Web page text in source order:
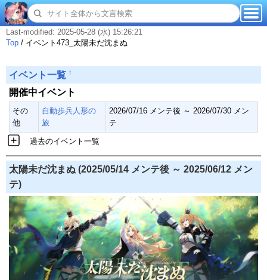
Last-modified: 2025-05-28 (水) 15:26:21
Top / イベント473_太陽未だ沈まぬ
イベント一覧 †
開催中イベント
その
他
自動歩兵人形の
旅
2026/07/16 メンテ後 ～ 2026/07/30 メン
テ
過去のイベント一覧
太陽未だ沈まぬ (2025/05/14 メンテ後 ～ 2025/06/12 メン
テ)